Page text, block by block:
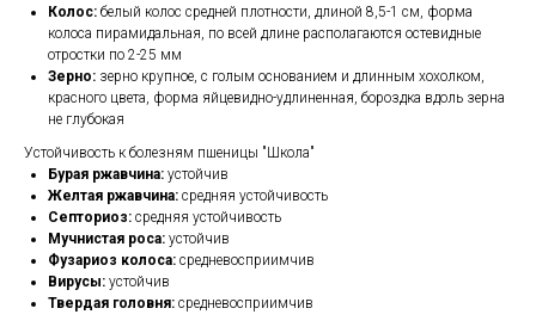
Колос: белый колос средней плотности, длиной 8,5-1 см, форма
колоса пирамидальная, по всей длине располагаются остевидные
отростки по 2-25 мм
Зерно: зерно крупное, с голым основанием и длинным хохолком,
красного цвета, форма яйцевидно-удлиненная, бороздка вдоль зерна
не глубокая
Устойчивость к болезням пшеницы "Школа"
Бурая ржавчина: устойчив
Желтая ржавчина: средняя устойчивость
Септориоз: средняя устойчивость
Мучнистая роса: устойчив
Фузариоз колоса: средневосприимчив
Вирусы: устойчив
Твердая головня: средневосприимчив